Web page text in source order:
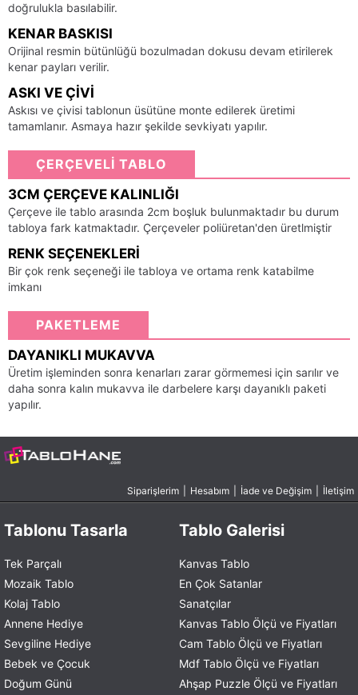
doğrulukla basılabilir.
KENAR BASKISI
Orijinal resmin bütünlüğü bozulmadan dokusu devam etirilerek
kenar payları verilir.
ASKI VE ÇIVI
Askısı ve çivisi tablonun üsütüne monte edilerek üretimi
tamamlanır. Asmaya hazır şekilde sevkiyatı yapılır.
ÇERÇEVELİ TABLO
3CM ÇERÇEVE KALINLIĞI
Çerçeve ile tablo arasında 2cm boşluk bulunmaktadır bu durum
tabloya fark katmaktadır. Çerçeveler poliüretan'den üretlmiştir
RENK SEÇENEKLERI
Bir çok renk seçeneği ile tabloya ve ortama renk katabilme
imkanı
PAKETLEME
DAYANIKLI MUKAVVA
Üretim işleminden sonra kenarları zarar görmemesi için sarılır ve
daha sonra kalın mukavva ile darbelere karşı dayanıklı paketi
yapılır.
Siparişlerim Hesabım İade ve Değişim İletişim
Tablonu Tasarla
Tek Parçalı
Mozaik Tablo
Kolaj Tablo
Annene Hediye
Sevgiline Hediye
Bebek ve Çocuk
Doğum Günü
Tablo Galerisi
Kanvas Tablo
En Çok Satanlar
Sanatçılar
Kanvas Tablo Ölçü ve Fiyatları
Cam Tablo Ölçü ve Fiyatları
Mdf Tablo Ölçü ve Fiyatları
Ahşap Puzzle Ölçü ve Fiyatları